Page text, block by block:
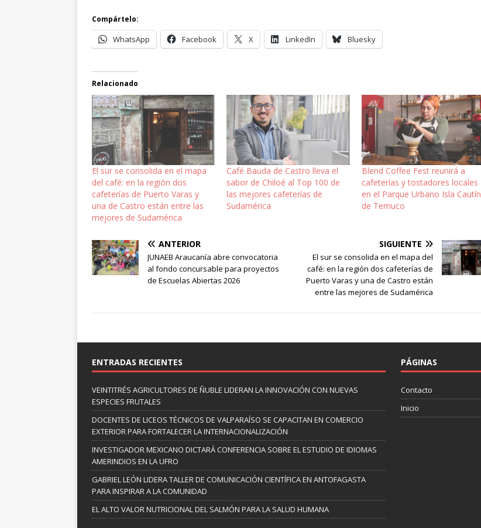
Compártelo:
WhatsApp Facebook X LinkedIn Bluesky
Relacionado
El sur se consolida en el mapa
del café: en la región dos
cafeterías de Puerto Varas y
una de Castro están entre las
mejores de Sudamérica
Café Bauda de Castro lleva el
sabor de Chiloé al Top 100 de
las mejores cafeterías de
Sudamérica
Blend Coffee Fest reunirá a
cafeterías y tostadores locales
en el Parque Urbano Isla Cautín
de Temuco
ANTERIOR
JUNAEB Araucanía abre convocatoria
al fondo concursable para proyectos
de Escuelas Abiertas 2026
SIGUIENTE
El sur se consolida en el mapa del
café: en la región dos cafeterías de
Puerto Varas y una de Castro están
entre las mejores de Sudamérica
ENTRADAS RECIENTES
VEINTITRÉS AGRICULTORES DE ÑUBLE LIDERAN LA INNOVACIÓN CON NUEVAS
ESPECIES FRUTALES
DOCENTES DE LICEOS TÉCNICOS DE VALPARAÍSO SE CAPACITAN EN COMERCIO
EXTERIOR PARA FORTALECER LA INTERNACIONALIZACIÓN
INVESTIGADOR MEXICANO DICTARÁ CONFERENCIA SOBRE EL ESTUDIO DE IDIOMAS
AMERINDIOS EN LA UFRO
GABRIEL LEÓN LIDERA TALLER DE COMUNICACIÓN CIENTÍFICA EN ANTOFAGASTA
PARA INSPIRAR A LA COMUNIDAD
EL ALTO VALOR NUTRICIONAL DEL SALMÓN PARA LA SALUD HUMANA
PÁGINAS
Contacto
Inicio